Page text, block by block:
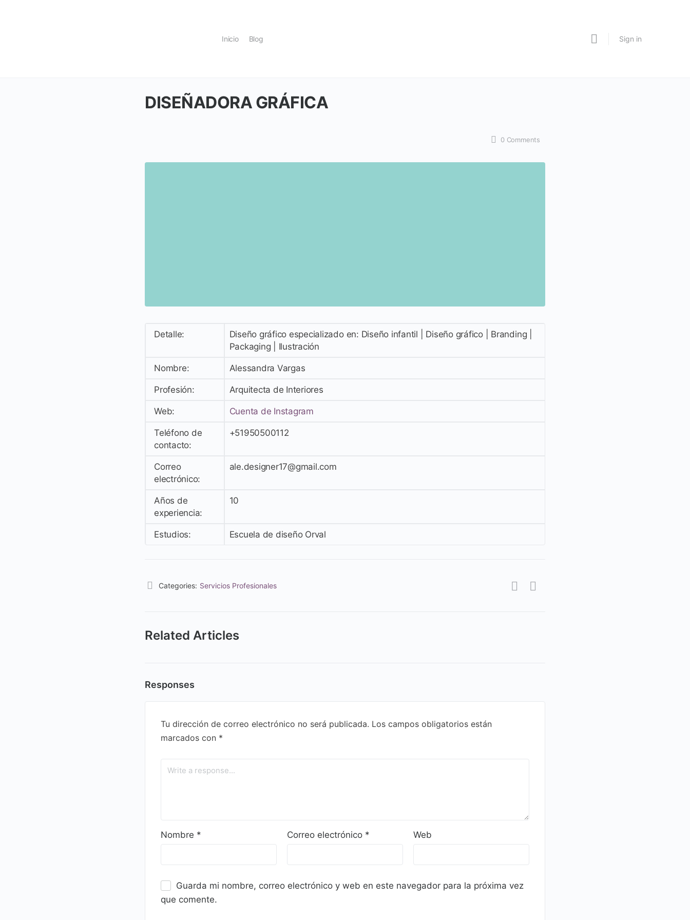
Inicio Blog Sign in
DISEÑADORA GRÁFICA
0 Comments
Detalle:
Diseño gráfico especializado en: Diseño infantil | Diseño gráfico | Branding |
Packaging | Ilustración
Nombre: Alessandra Vargas
Profesión: Arquitecta de Interiores
Web: Cuenta de Instagram
Teléfono de
contacto:
+51950500112
Correo
electrónico:
ale.designer17@gmail.com
Años de
experiencia:
10
Estudios: Escuela de diseño Orval
Categories: Servicios Profesionales
Related Articles
Responses
Tu dirección de correo electrónico no será publicada. Los campos obligatorios están
marcados con *
Nombre * Correo electrónico * Web
Guarda mi nombre, correo electrónico y web en este navegador para la próxima vez
que comente.